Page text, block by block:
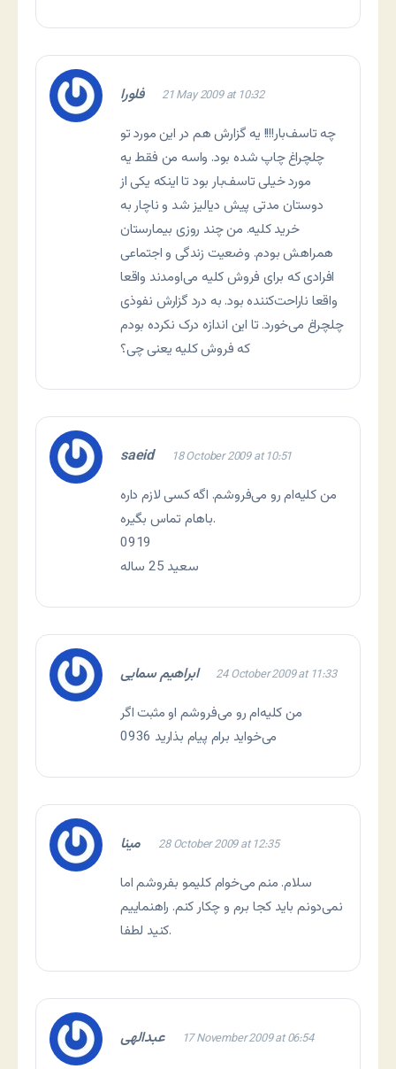
فلورا 21 May 2009 at 10:32
چه تاسف‌بار!!!! یه گزارش هم در این مورد تو
چلچراغ چاپ شده بود. واسه من فقط یه
مورد خیلی تاسف‌بار بود تا اینکه یکی از
دوستان مدتی پیش دیالیز شد و ناچار به
خرید کلیه. من چند روزی بیمارستان
همراهش بودم. وضعیت زندگی و اجتماعی
افرادی که برای فروش کلیه می‌اومدند واقعا
واقعا ناراحت‌کننده بود. به درد گزارش نفوذی
چلچراغ می‌خورد. تا این اندازه درک نکرده بودم
که فروش کلیه یعنی چی؟
saeid 18 October 2009 at 10:51
من کلیه‌ام رو می‌فروشم. اگه کسی لازم داره
باهام تماس بگیره.
0919
سعید 25 ساله
ابراهیم سمایی 24 October 2009 at 11:33
من کلیه‌ام رو می‌فروشم او مثبت اگر
می‌خواید برام پیام بذارید 0936
مینا 28 October 2009 at 12:35
سلام. منم می‌خوام کلیمو بفروشم اما
نمی‌دونم باید کجا برم و چکار کنم. راهنماییم
کنید لطفا.
عبدالهی 17 November 2009 at 06:54